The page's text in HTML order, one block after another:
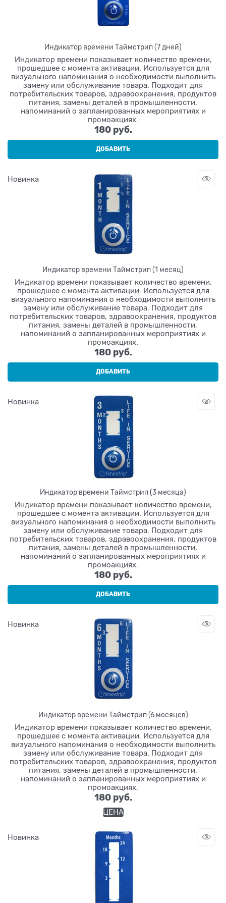
Индикатор времени Таймстрип (7 дней)
Индикатор времени показывает количество времени,
прошедшее с момента активации. Используется для
визуального напоминания о необходимости выполнить
замену или обслуживание товара. Подходит для
потребительских товаров, здравоохранения, продуктов
питания, замены деталей в промышленности,
напоминаний о запланированных мероприятиях и
промоакциях.
180 руб.
ДОБАВИТЬ
Новинка
Индикатор времени Таймстрип (1 месяц)
Индикатор времени показывает количество времени,
прошедшее с момента активации. Используется для
визуального напоминания о необходимости выполнить
замену или обслуживание товара. Подходит для
потребительских товаров, здравоохранения, продуктов
питания, замены деталей в промышленности,
напоминаний о запланированных мероприятиях и
промоакциях.
180 руб.
ДОБАВИТЬ
Новинка
Индикатор времени Таймстрип (3 месяца)
Индикатор времени показывает количество времени,
прошедшее с момента активации. Используется для
визуального напоминания о необходимости выполнить
замену или обслуживание товара. Подходит для
потребительских товаров, здравоохранения, продуктов
питания, замены деталей в промышленности,
напоминаний о запланированных мероприятиях и
промоакциях.
180 руб.
ДОБАВИТЬ
Новинка
Индикатор времени Таймстрип (6 месяцев)
Индикатор времени показывает количество времени,
прошедшее с момента активации. Используется для
визуального напоминания о необходимости выполнить
замену или обслуживание товара. Подходит для
потребительских товаров, здравоохранения, продуктов
питания, замены деталей в промышленности,
напоминаний о запланированных мероприятиях и
промоакциях.
180 руб.
ЦЕНА
Новинка